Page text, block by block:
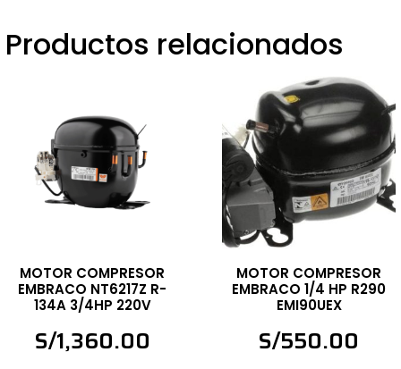
Productos relacionados
MOTOR COMPRESOR
EMBRACO NT6217Z R-
134A 3/4HP 220V
S/1,360.00
MOTOR COMPRESOR
EMBRACO 1/4 HP R290
EMI90UEX
S/550.00